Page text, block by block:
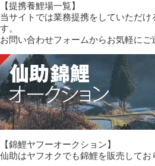
【提携養鯉場一覧】
当サイトでは業務提携をしていただけ
す。
お問い合わせフォームからお気軽にご
【錦鯉ヤフーオークション】
仙助はヤフオクでも錦鯉を販売してお